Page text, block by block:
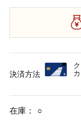
在庫： ○
決済方法